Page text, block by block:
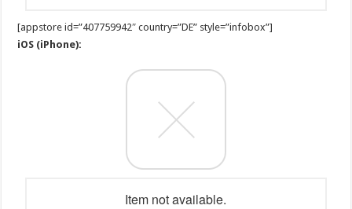
[appstore id=”407759942″ country=”DE” style=”infobox”]
iOS (iPhone):
Item not available.